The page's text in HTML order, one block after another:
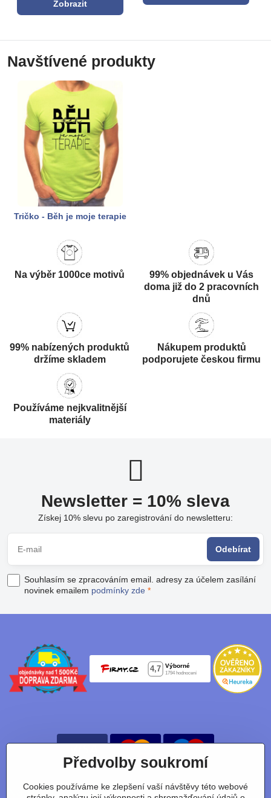
Zobrazit
Navštívené produkty
Tričko - Běh je moje terapie
Na výběr 1000ce motivů
99% objednávek u Vás
doma již do 2 pracovních
dnů
99% nabízených produktů
držíme skladem
Nákupem produktů
podporujete českou firmu
Používáme nejkvalitnější
materiály
Newsletter = 10% sleva
Získej 10% slevu po zaregistrování do newsletteru:
Odebírat
Souhlasím se zpracováním email. adresy za účelem zasílání
novinek emailem podmínky zde *
Nájdete nás taky na:
Předvolby soukromí
Cookies používáme ke zlepšení vaší návštěvy této webové